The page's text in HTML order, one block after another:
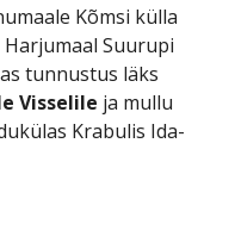
Kõmsi külla
Suurupi
tunnustus läks
Visselile ja mullu
Krabulis Ida-